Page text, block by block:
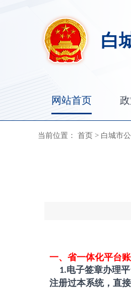
白
网站首页
当前位置： 首页 > 白城市
一、省一体化平台
1.电子签章办理
注册过本系统，直